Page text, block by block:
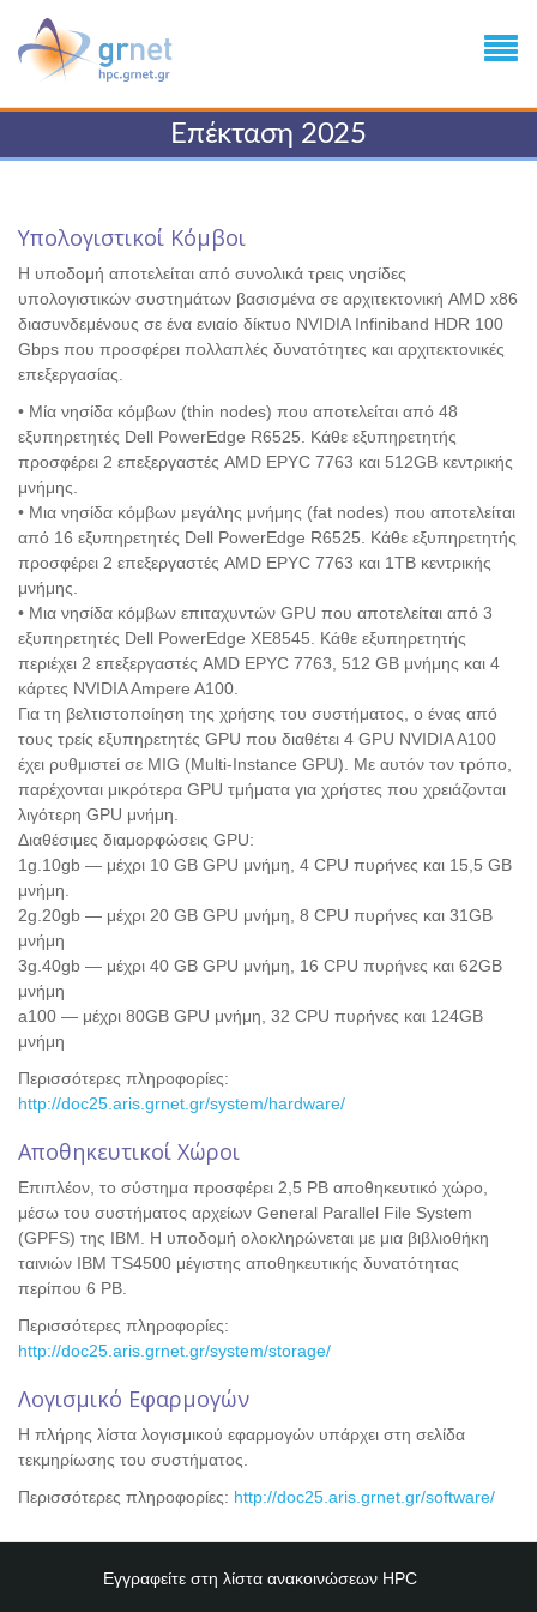
Επέκταση 2025
Υπολογιστικοί Κόμβοι
Η υποδομή αποτελείται από συνολικά τρεις νησίδες
υπολογιστικών συστημάτων βασισμένα σε αρχιτεκτονική AMD x86
διασυνδεμένους σε ένα ενιαίο δίκτυο NVIDIA Infiniband HDR 100
Gbps που προσφέρει πολλαπλές δυνατότητες και αρχιτεκτονικές
επεξεργασίας.
• Μία νησίδα κόμβων (thin nodes) που αποτελείται από 48
εξυπηρετητές Dell PowerEdge R6525. Κάθε εξυπηρετητής
προσφέρει 2 επεξεργαστές AMD EPYC 7763 και 512GB κεντρικής
μνήμης.
• Μια νησίδα κόμβων μεγάλης μνήμης (fat nodes) που αποτελείται
από 16 εξυπηρετητές Dell PowerEdge R6525. Κάθε εξυπηρετητής
προσφέρει 2 επεξεργαστές AMD EPYC 7763 και 1TB κεντρικής
μνήμης.
• Μια νησίδα κόμβων επιταχυντών GPU που αποτελείται από 3
εξυπηρετητές Dell PowerEdge XE8545. Κάθε εξυπηρετητής
περιέχει 2 επεξεργαστές AMD EPYC 7763, 512 GB μνήμης και 4
κάρτες NVIDIA Ampere A100.
Για τη βελτιστοποίηση της χρήσης του συστήματος, ο ένας από
τους τρείς εξυπηρετητές GPU που διαθέτει 4 GPU NVIDIA A100
έχει ρυθμιστεί σε MIG (Multi-Instance GPU). Με αυτόν τον τρόπο,
παρέχονται μικρότερα GPU τμήματα για χρήστες που χρειάζονται
λιγότερη GPU μνήμη.
Διαθέσιμες διαμορφώσεις GPU:
1g.10gb — μέχρι 10 GB GPU μνήμη, 4 CPU πυρήνες και 15,5 GB
μνήμη.
2g.20gb — μέχρι 20 GB GPU μνήμη, 8 CPU πυρήνες και 31GB
μνήμη
3g.40gb — μέχρι 40 GB GPU μνήμη, 16 CPU πυρήνες και 62GB
μνήμη
a100 — μέχρι 80GB GPU μνήμη, 32 CPU πυρήνες και 124GB
μνήμη
Περισσότερες πληροφορίες:
http://doc25.aris.grnet.gr/system/hardware/
Αποθηκευτικοί Χώροι
Επιπλέον, το σύστημα προσφέρει 2,5 PB αποθηκευτικό χώρο,
μέσω του συστήματος αρχείων General Parallel File System
(GPFS) της IBM. Η υποδομή ολοκληρώνεται με μια βιβλιοθήκη
ταινιών ΙΒΜ TS4500 μέγιστης αποθηκευτικής δυνατότητας
περίπου 6 PB.
Περισσότερες πληροφορίες:
http://doc25.aris.grnet.gr/system/storage/
Λογισμικό Εφαρμογών
Η πλήρης λίστα λογισμικού εφαρμογών υπάρχει στη σελίδα
τεκμηρίωσης του συστήματος.
Περισσότερες πληροφορίες: http://doc25.aris.grnet.gr/software/
Εγγραφείτε στη λίστα ανακοινώσεων HPC